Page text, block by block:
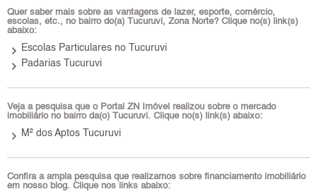
Quer saber mais sobre as vantagens de lazer, esporte, comércio,
escolas, etc., no bairro do(a) Tucuruvi, Zona Norte? Clique no(s) link(s)
abaixo:
keyboard_arrow_right Escolas Particulares no Tucuruvi
keyboard_arrow_right Padarias Tucuruvi
Veja a pesquisa que o Portal ZN Imóvel realizou sobre o mercado
imobiliário no bairro da(o) Tucuruvi. Clique no(s) link(s) abaixo:
keyboard_arrow_right M² dos Aptos Tucuruvi
Confira a ampla pesquisa que realizamos sobre financiamento imobiliário
em nosso blog. Clique nos links abaixo: